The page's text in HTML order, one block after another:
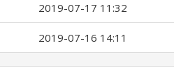
2019-07-17 11:32
2019-07-16 14:11